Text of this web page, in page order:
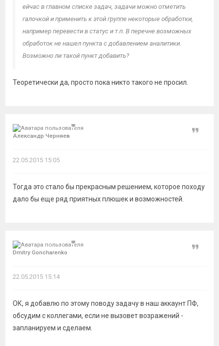
ейчас в главном списке задач, задачи можно отметить
галочкой и применить к этой группе некоторые обработки,
например перевести в статус и т.п. В перечне возможных
обработок не нашел пункта с добавлением аналитики.
Возможно ли такой пункт добавить?
Теоретически да, просто пока никто такого не просил.
Александр Черняев
Цитата
22.05.2015 15:05
Тогда это стало бы прекрасным решением, которое походу
дало бы еще ряд приятных плюшек и возможностей.
Dmitry Goncharenko
Цитата
22.05.2015 15:14
ОК, я добавлю по этому поводу задачу в наш аккаунт ПФ,
обсудим с коллегами, если не вызовет возражений -
запланируем и сделаем.